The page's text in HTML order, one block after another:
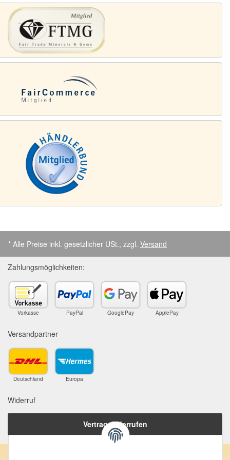
* Alle Preise inkl. gesetzlicher USt., zzgl. Versand
Zahlungsmöglichkeiten:
Vorkasse PayPal GooglePay ApplePay
Versandpartner
Deutschland Europa
Widerruf
Vertrag widerrufen
Anschrift: